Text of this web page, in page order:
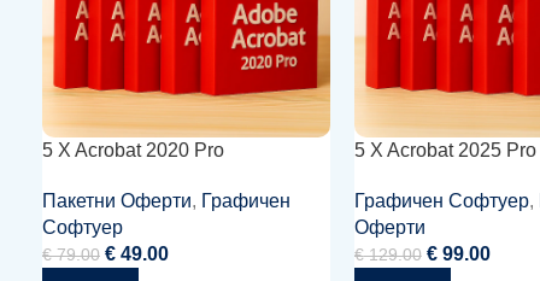
5 X Acrobat 2020 Pro
Пакетни Оферти, Графичен
Софтуер
€79.00 € 49.00
5 X Acrobat 2025 Pro
Графичен Софтуер,
Оферти
€129.00 €99.00